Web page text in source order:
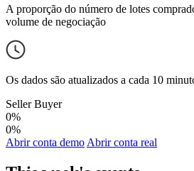
A proporção do número de lotes
volume de negociação
Os dados são atualizados a cada 10
Seller Buyer
0%
0%
Abrir conta demoAbrir conta real